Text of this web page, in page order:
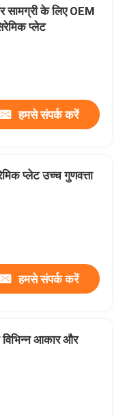
सामग्री के लिए OEM
प्लेट
हमसे संपर्क करें
प्लेट उच्च गुणवत्ता
हमसे संपर्क करें
विभिन्न आकार और